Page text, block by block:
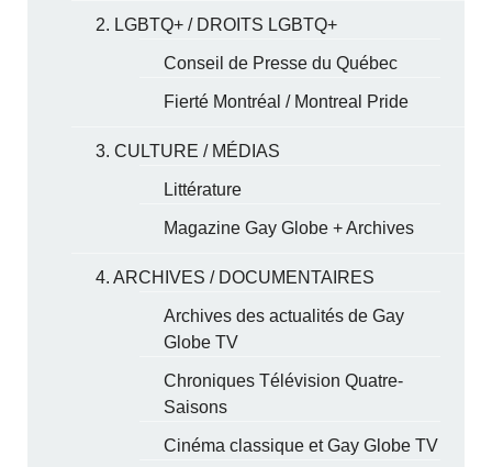
2. LGBTQ+ / DROITS LGBTQ+
Conseil de Presse du Québec
Fierté Montréal / Montreal Pride
3. CULTURE / MÉDIAS
Littérature
Magazine Gay Globe + Archives
4. ARCHIVES / DOCUMENTAIRES
Archives des actualités de Gay
Globe TV
Chroniques Télévision Quatre-
Saisons
Cinéma classique et Gay Globe TV